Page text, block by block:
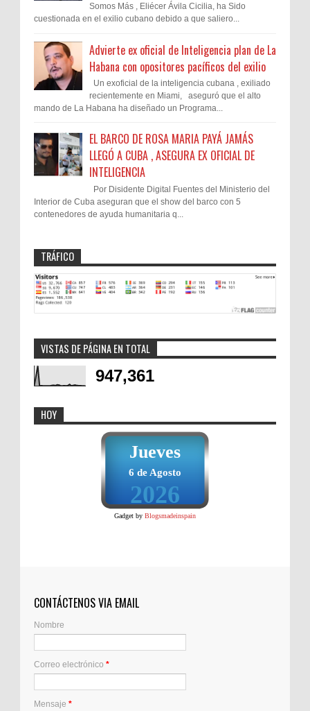
Somos Más , Eliécer Ávila Cicilia, ha Sido
cuestionada en el exilio cubano debido a que saliero...
Advierte ex oficial de Inteligencia plan de La
Habana con opositores pacíficos del exilio
Un exoficial de la inteligencia cubana , exiliado
recientemente en Miami, aseguró que el alto
mando de La Habana ha diseñado un Programa...
EL BARCO DE ROSA MARIA PAYÁ JAMÁS
LLEGÓ A CUBA , ASEGURA EX OFICIAL DE
INTELIGENCIA
Por Disidente Digital Fuentes del Ministerio del
Interior de Cuba aseguran que el show del barco con 5
contenedores de ayuda humanitaria q...
TRÁFICO
VISTAS DE PÁGINA EN TOTAL
947,361
HOY
Jueves
6 de Agosto
2026
Gadget by Blogsmadeinspain
CONTÁCTENOS VIA EMAIL
Nombre
Correo electrónico *
Mensaje *